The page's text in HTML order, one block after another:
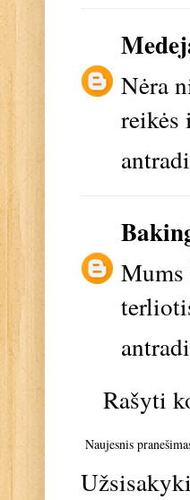
Nėra
reikės
Rašyti
Naujesnis